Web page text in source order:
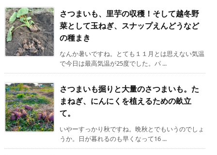
さつまいも、里芋の収穫！そして越冬野
菜として玉ねぎ、スナップえんどうなど
の種まき
なんか暑いですね。とても１１月とは思えない気温
で今日は最高気温が25度でした。パ ...
さつまいも掘りと大量のさつまいも。た
まねぎ、にんにくを植えるための畝立
て。
いやーすっかり秋ですね。晩秋とでもいうのでしょ
うか。日が暮れるのも早くなって16 ...